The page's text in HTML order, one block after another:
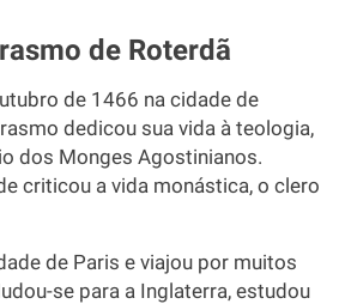
de Roterdã
de 1466 na cidade de
dedicou sua vida à teologia,
dos Monges Agostinianos.
criticou a vida monástica, o clero
de Paris e viajou por muitos
se para a Inglaterra, estudou